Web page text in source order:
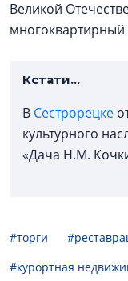
Великой
Кстати...
В Сестрорецке
культурного
«Дача Н.М.
#торги
#курортная